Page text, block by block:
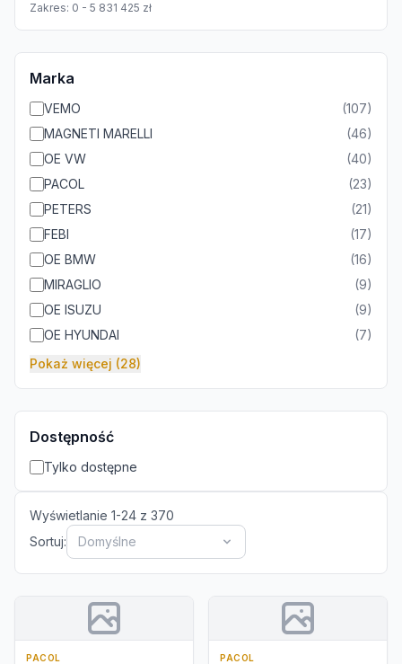
Zakres: 0 - 5 831 425 zł
Marka
VEMO (107)
MAGNETI MARELLI
(46)
OE VW
(40)
PACOL
(23)
PETERS
(21)
FEBI
(17)
OE BMW
(16)
MIRAGLIO
(9)
OE ISUZU
(9)
OE HYUNDAI
(7)
Pokaż więcej (28)
Dostępność
Tylko dostępne
Wyświetlanie 1-24 z 370
Sortuj:
Domyślne
PACOL PACOL